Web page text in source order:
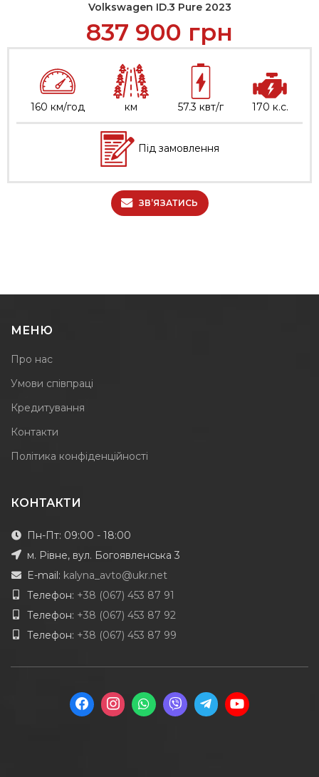
Volkswagen ID.3 Pure 2023
837 900 грн
160 км/год км 57.3 квт/г 170 к.с.
Під замовлення
ЗВ’ЯЗАТИСЬ
МЕНЮ
Про нас
Умови співпраці
Кредитування
Контакти
Політика конфіденційності
КОНТАКТИ
Пн-Пт: 09:00 - 18:00
м. Рівне, вул. Богоявленська 3
E-mail: kalyna_avto@ukr.net
Телефон: +38 (067) 453 87 91
Телефон: +38 (067) 453 87 92
Телефон: +38 (067) 453 87 99